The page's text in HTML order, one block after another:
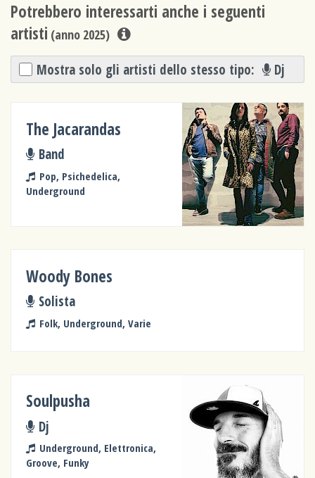
Potrebbero interessarti anche i seguenti
artisti (anno 2025)
Mostra solo gli artisti dello stesso tipo: Dj
The Jacarandas
Band
Pop, Psichedelica,
Underground
Woody Bones
Solista
Folk, Underground, Varie
Soulpusha
Dj
Underground, Elettronica,
Groove, Funky